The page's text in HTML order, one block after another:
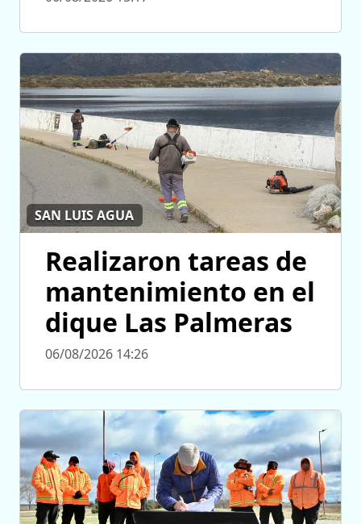
SAN LUIS AGUA
Realizaron tareas de
mantenimiento en el
dique Las Palmeras
06/08/2026 14:26